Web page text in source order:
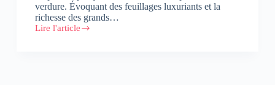
verdure. Évoquant des feuillages luxuriants et la
richesse des grands…
Lire l'article
Greenery,